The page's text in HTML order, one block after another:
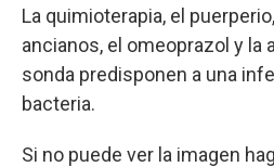
La quimioterapia, el
ancianos, el omeoprazol y la
sonda predisponen a una
bacteria.
Si no puede ver la imagen